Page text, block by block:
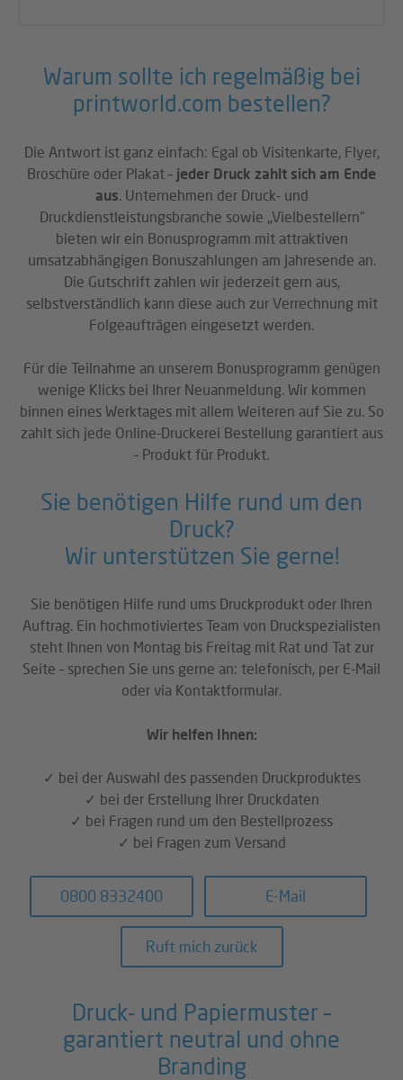
Warum sollte ich regelmäßig bei
printworld.com bestellen?
Die Antwort ist ganz einfach: Egal ob Visitenkarte, Flyer,
Broschüre oder Plakat – jeder Druck zahlt sich am Ende
aus . Unternehmen der Druck- und
Druckdienstleistungsbranche sowie „Vielbestellern“
bieten wir ein Bonusprogramm mit attraktiven
umsatzabhängigen Bonuszahlungen am Jahresende an.
Die Gutschrift zahlen wir jederzeit gern aus,
selbstverständlich kann diese auch zur Verrechnung mit
Folgeaufträgen eingesetzt werden.
Für die Teilnahme an unserem Bonusprogramm genügen
wenige Klicks bei Ihrer Neuanmeldung. Wir kommen
binnen eines Werktages mit allem Weiteren auf Sie zu. So
zahlt sich jede Online-Druckerei Bestellung garantiert aus
– Produkt für Produkt.
Sie benötigen Hilfe rund um den
Druck?
Wir unterstützen Sie gerne!
Sie benötigen Hilfe rund ums Druckprodukt oder Ihren
Auftrag. Ein hochmotiviertes Team von Druckspezialisten
steht Ihnen von Montag bis Freitag mit Rat und Tat zur
Seite – sprechen Sie uns gerne an: telefonisch, per E-Mail
oder via Kontaktformular.
Wir helfen Ihnen:
✓ bei der Auswahl des passenden Druckproduktes
✓ bei der Erstellung Ihrer Druckdaten
✓ bei Fragen rund um den Bestellprozess
✓ bei Fragen zum Versand
0800 8332400 E-Mail
Ruft mich zurück
Druck- und Papiermuster –
garantiert neutral und ohne
Branding